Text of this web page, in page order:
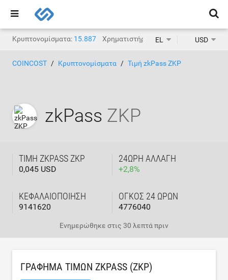
Κρυπτονομίσματα: 15.887 Χρηματιστήρια κρυπτονομισμάτων:
EL USD
COINCOST Κρυπτονομίσματα Τιμή zkPass ZKP
zkPass ZKP
ΤΙΜΉ ZKPASS ZKP
0,045 USD
24ΩΡΗ ΑΛΛΑΓΉ
+2,8%
ΚΕΦΑΛΑΙΟΠΟΊΗΣΗ
9141620
ΌΓΚΟΣ 24 ΩΡΏΝ
4776040
Ενημερώθηκε στις 30 λεπτά πριν
ΓΡΆΦΗΜΑ ΤΙΜΏΝ ZKPASS (ZKP)